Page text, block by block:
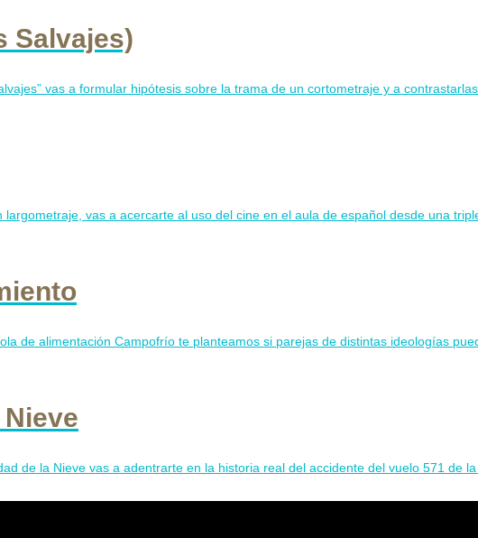
Salvajes)
vas a formular hipótesis sobre la trama de un cortometraje y a
vas a acercarte al uso del cine en el aula de español desde una
de alimentación Campofrío te planteamos si parejas de distintas ideologías
de la Nieve vas a adentrarte en la historia real del accidente del vuelo 571 de la